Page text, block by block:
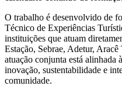
O trabalho é desenvolvido de
Técnico de Experiências
instituições que atuam
Estação, Sebrae, Adetur,
atuação conjunta está alinhada
inovação, sustentabilidade e
comunidade.